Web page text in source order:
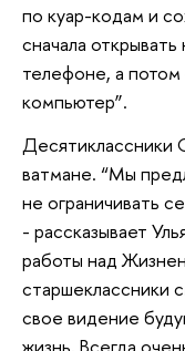
по куар-кодам и
сначала
телефоне, а потом
компьютер”.
Десятиклассники
ватмане. “Мы
не ограничивать
- рассказывает
работы над
старшеклассники
свое видение